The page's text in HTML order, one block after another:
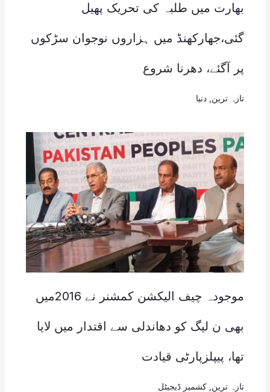
بھارت میں طلبہ کی تحریک پھیل
گئی،جھارکھنڈ میں ہزاروں نوجوان سڑکوں
پر آگئے، دھرنا شروع
تازہ ترین دنیا
موجودہ چیف الیکشن کمشنر نے 2016میں
بھی ن لیگ کو دھاندلی سے اقتدار میں لایا
تھا، پیپلزپارٹی قیادت
تازہ ترین کشمیر ڈیجیٹل